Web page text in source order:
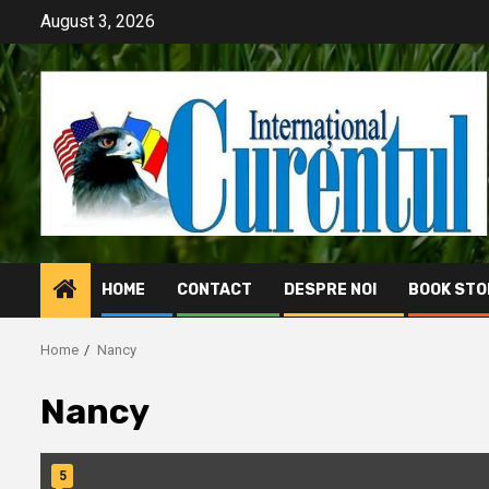
content
August 3, 2026
HOME CONTACT DESPRE NOI BOOK
Home Nancy
Nancy
5